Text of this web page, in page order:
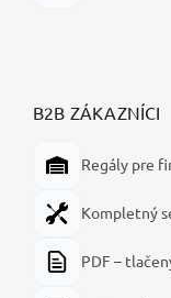
B2B ZÁKAZNÍCI
Regály pre
Kompletný
PDF –